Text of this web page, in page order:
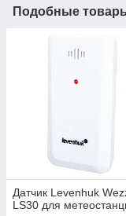
Подобные
Датчик Levenhuk
LS30 для